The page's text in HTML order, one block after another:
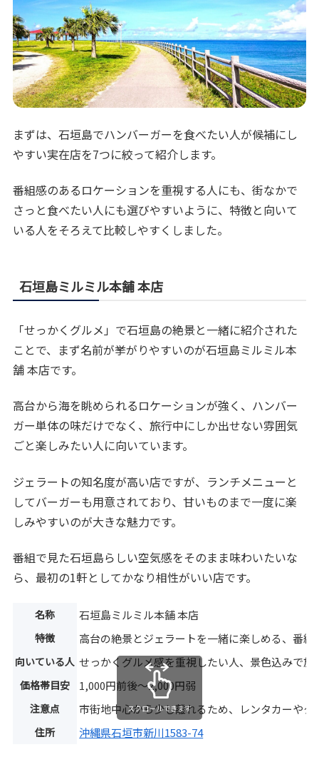
まずは、石垣島でハンバーガーを食べたい人が候補にし
やすい実在店を7つに絞って紹介します。
番組感のあるロケーションを重視する人にも、街なかで
さっと食べたい人にも選びやすいように、特徴と向いて
いる人をそろえて比較しやすくしました。
石垣島ミルミル本舗 本店
「せっかくグルメ」で石垣島の絶景と一緒に紹介された
ことで、まず名前が挙がりやすいのが石垣島ミルミル本
舗 本店です。
高台から海を眺められるロケーションが強く、ハンバー
ガー単体の味だけでなく、旅行中にしか出せない雰囲気
ごと楽しみたい人に向いています。
ジェラートの知名度が高い店ですが、ランチメニューと
してバーガーも用意されており、甘いものまで一度に楽
しみやすいのが大きな魅力です。
番組で見た石垣島らしい空気感をそのまま味わいたいな
ら、最初の1軒としてかなり相性がいい店です。
名称 石垣島ミルミル本舗 本店
特徴 高台の絶景とジェラートを一緒に楽しめる、番
向いている人 せっかくグルメ感を重視したい人、景色込みで
価格帯目安 1,000円前後〜2,000円弱
注意点 市街地中心から少し離れるため、レンタカーや
住所 沖縄県石垣市新川1583-74
スクロールできます